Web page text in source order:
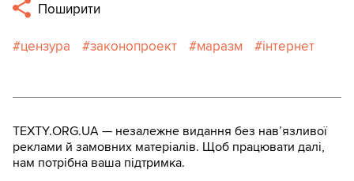
Поширити
цензура законопроект маразм інтернет
TEXTY.ORG.UA — незалежне видання без навʼязливої
реклами й замовних матеріалів. Щоб працювати далі,
нам потрібна ваша підтримка.